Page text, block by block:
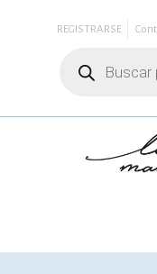
REGISTRARSE
productos